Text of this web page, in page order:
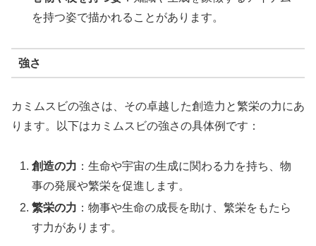
を持つ姿で描かれることがあります。
強さ
カミムスビの強さは、その卓越した創造力と繁栄の力にあ
ります。以下はカミムスビの強さの具体例です：
創造の力 ：生命や宇宙の生成に関わる力を持ち、物
事の発展や繁栄を促進します。
繁栄の力 ：物事や生命の成長を助け、繁栄をもたら
す力があります。